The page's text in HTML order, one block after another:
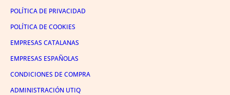
POLÍTICA DE PRIVACIDAD
POLÍTICA DE COOKIES
EMPRESAS CATALANAS
EMPRESAS ESPAÑOLAS
CONDICIONES DE COMPRA
ADMINISTRACIÓN UTIQ